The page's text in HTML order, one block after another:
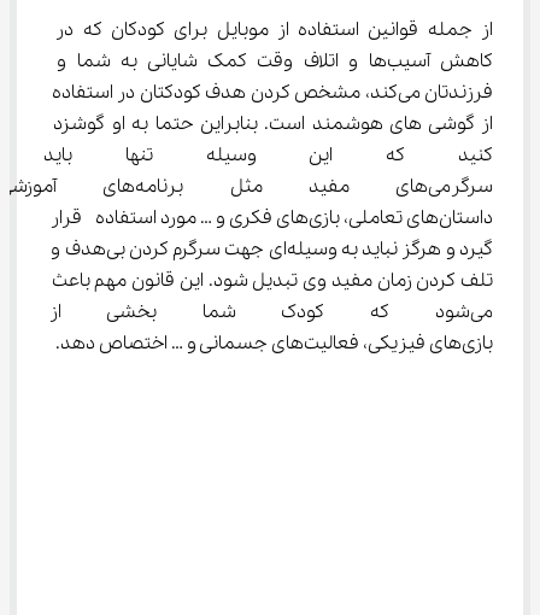
از جمله قوانین استفاده از موبایل برای کودکان که در
کاهش آسیب‌ها و اتلاف وقت کمک شایانی به شما و
فرزندتان می‌کند، مشخص کردن هدف کودکتان در استفاده
از گوشی های هوشمند است. بنابراین حتما به او گوشزد
کنید که این وسیله تنها باید
سرگرمی‌های مفید مثل
داستان‌های تعاملی، بازی‌های فکری و … مورد استفاده  قرار
گیرد و هرگز نباید به وسیله‌ای جهت سرگرم کردن بی‌هدف و
تلف کردن زمان مفید وی تبدیل شود. این قانون مهم باعث
می‌شود که کودک شما بخشی از
بازی‌های فیزیکی، فعالیت‌های جسمانی و … اختصاص دهد.